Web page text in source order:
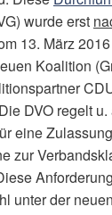
wurde erst
13. März
Koalition
DVO regelt
eine
zur
unter der